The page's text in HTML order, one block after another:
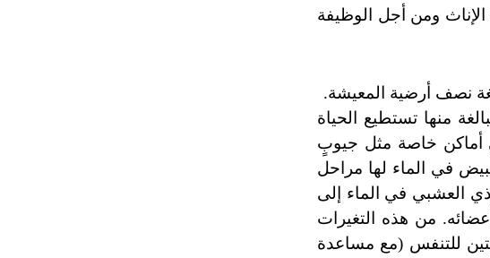
الإناث ومن أجل الوظيفة
نصف أرضية المعيشة.
منها تستطيع الحياة
أماكن خاصة مثل جيوبٍ
في الماء لها مراحل
العشبي في الماء إلى
من هذه التغيرات
للتنفس (مع مساعدة